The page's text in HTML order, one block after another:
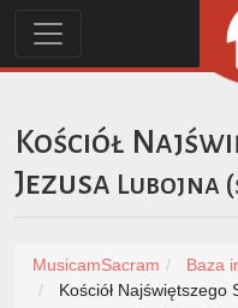
Kościół
Jezusa Lubojna (
MusicamSacram Baza
Kościół Najświętszego